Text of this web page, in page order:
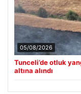
05/08/2026
Tunceli’de otluk
altına alındı